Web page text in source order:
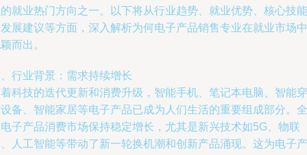
就业热门方向之一。以下将从行业趋势、就业优势、核心技能
展建议等方面，深入解析为何电子产品销售专业在就业市场中
而出。
行业背景：需求持续增长
科技的迭代更新和消费升级，智能手机、笔记本电脑、智能穿
备、智能家居等电子产品已成为人们生活的重要组成部分。全
子产品消费市场保持稳定增长，尤其是新兴技术如5G、物联
人工智能等带动了新一轮换机潮和创新产品涌现。这为电子产